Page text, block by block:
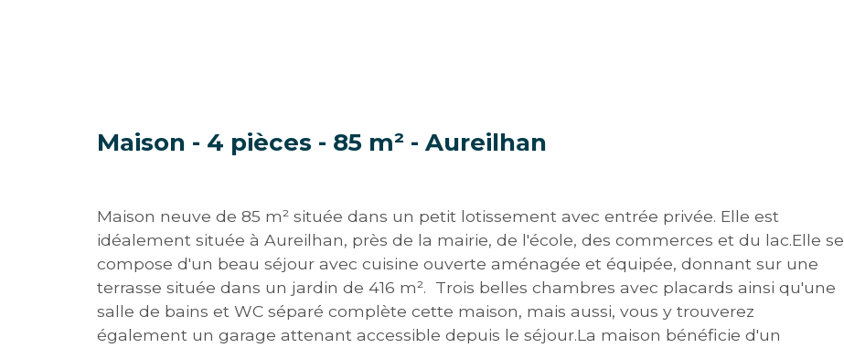
Maison - 4 pièces - 85 m² - Aureilhan
Maison neuve de 85 m² située dans un petit lotissement avec entrée privée. Elle est
idéalement située à Aureilhan, près de la mairie, de l'école, des commerces et du lac.Elle se
compose d'un beau séjour avec cuisine ouverte aménagée et équipée, donnant sur une
terrasse située dans un jardin de 416 m². Trois belles chambres avec placards ainsi qu'une
salle de bains et WC séparé complète cette maison, mais aussi, vous y trouverez
également un garage attenant accessible depuis le séjour.La maison bénéficie d'un